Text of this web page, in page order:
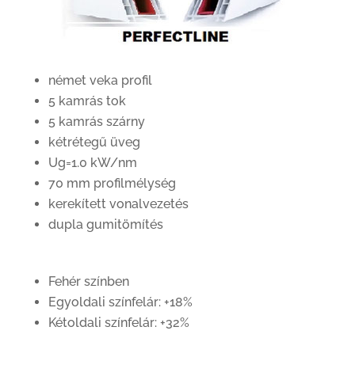
német veka profil
5 kamrás tok
5 kamrás szárny
kétrétegű üveg
Ug=1.0 kW/nm
70 mm profilmélység
kerekített vonalvezetés
dupla gumitömítés
Fehér színben
Egyoldali színfelár: +18%
Kétoldali színfelár: +32%